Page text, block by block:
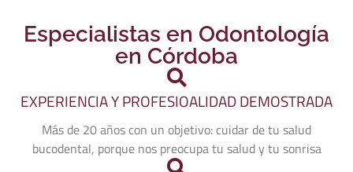
Especialistas en Odontología
en Córdoba
EXPERIENCIA Y PROFESIOALIDAD DEMOSTRADA
Más de 20 años con un objetivo: cuidar de tu salud
bucodental, porque nos preocupa tu salud y tu sonrisa